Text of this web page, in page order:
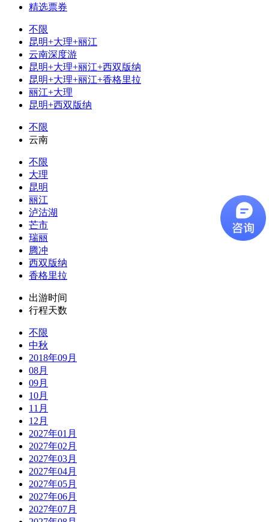
精选票券
不限
昆明+大理+丽江
云南深度游
昆明+大理+丽江+西双版纳
昆明+大理+丽江+香格里拉
丽江+大理
昆明+西双版纳
不限
云南
不限
大理
昆明
丽江
泸沽湖
芒市
瑞丽
腾冲
西双版纳
香格里拉
出游时间
行程天数
不限
中秋
2018年09月
08月
09月
10月
11月
12月
2027年01月
2027年02月
2027年03月
2027年04月
2027年05月
2027年06月
2027年07月